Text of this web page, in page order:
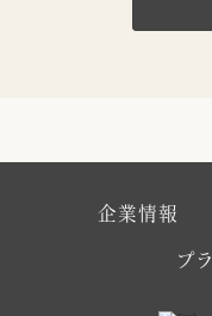
企業情報
プ